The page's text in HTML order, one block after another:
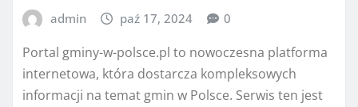
admin paź 17, 2024 0
Portal gminy-w-polsce.pl to nowoczesna platforma
internetowa, która dostarcza kompleksowych
informacji na temat gmin w Polsce. Serwis ten jest